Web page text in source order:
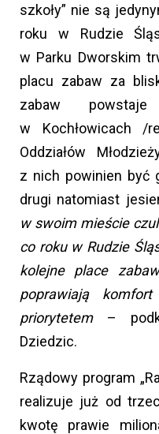
szkoły” nie są
roku w Rudzie
w Parku Dworskim
placu zabaw za
zabaw
w Kochłowicach
Oddziałów
z nich powinien być
drugi natomiast
w swoim mieście
co roku w Rudzie
kolejne place
poprawiają
priorytetem–
Dziedzic.
Rządowy program
realizuje już od
kwotę prawie